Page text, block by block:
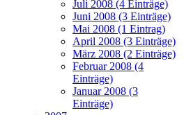
Juli 2008 (4 Einträge)
Juni 2008 (3 Einträge)
Mai 2008 (1 Eintrag)
April 2008 (3 Einträge)
März 2008 (2 Einträge)
Februar 2008 (4
Einträge)
Januar 2008 (3
Einträge)